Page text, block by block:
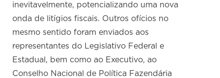
inevitavelmente, potencializando uma nova
onda de litígios fiscais. Outros ofícios no
mesmo sentido foram enviados aos
representantes do Legislativo Federal e
Estadual, bem como ao Executivo, ao
Conselho Nacional de Política Fazendária